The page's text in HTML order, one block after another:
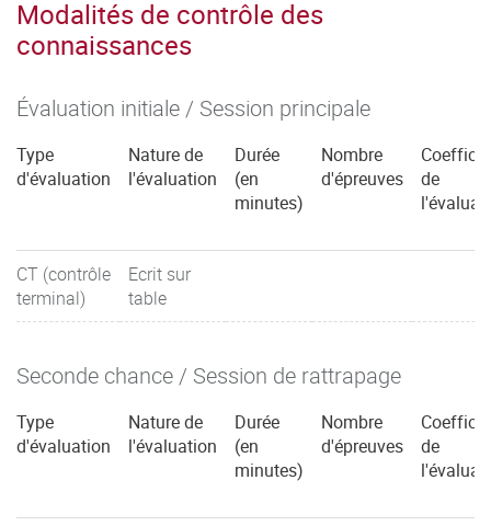
Modalités de contrôle des
connaissances
Évaluation initiale / Session principale
Type
d'évaluation
Nature de
l'évaluation
Durée
(en
minutes)
Nombre
d'épreuves
de
CT (contrôle
terminal)
Ecrit sur
table
Seconde chance / Session de rattrapage
Type
d'évaluation
Nature de
l'évaluation
Durée
(en
minutes)
Nombre
d'épreuves
de